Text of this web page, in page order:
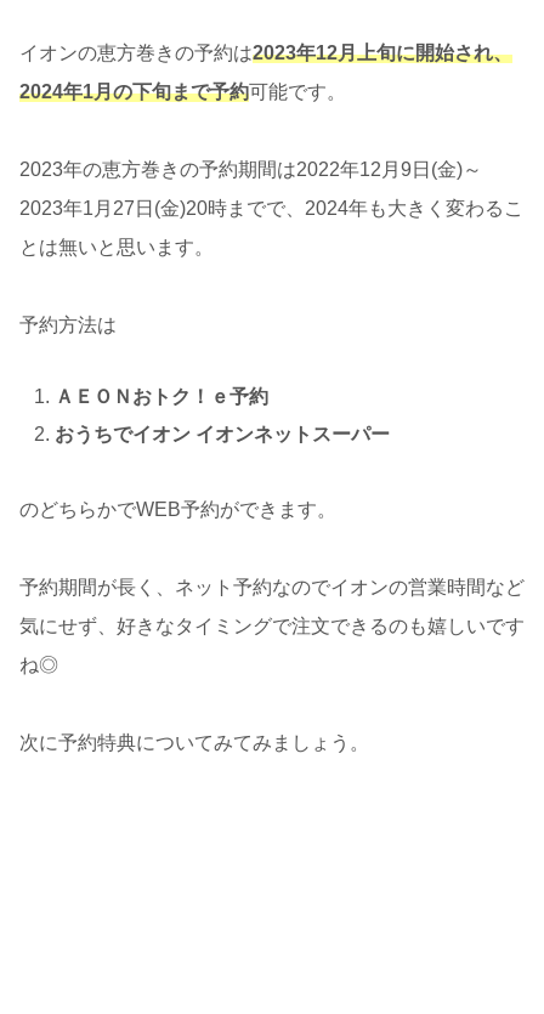
イオンの恵方巻きの予約は2023年12月上旬に開始され、
2024年1月の下旬まで予約可能です。
2023年の恵方巻きの予約期間は2022年12月9日(金)～
2023年1月27日(金)20時までで、2024年も大きく変わるこ
とは無いと思います。
予約方法は
ＡＥＯＮおトク！ｅ予約
おうちでイオン イオンネットスーパー
のどちらかでWEB予約ができます。
予約期間が長く、ネット予約なのでイオンの営業時間など
気にせず、好きなタイミングで注文できるのも嬉しいです
ね◎
次に予約特典についてみてみましょう。